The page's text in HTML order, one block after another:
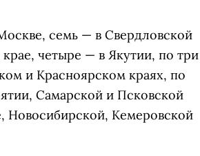
семь — в Свердловской
четыре — в Якутии, по три
и Красноярском краях, по
Самарской и Псковской
Новосибирской, Кемеровской